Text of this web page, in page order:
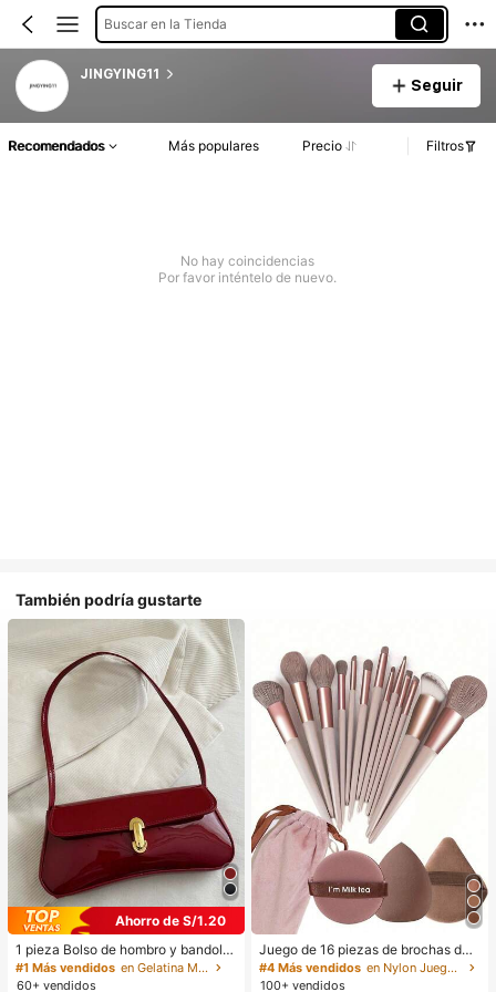
Buscar en la Tienda
JINGYING11
Seguir
Recomendados Más populares Precio Filtros
No hay coincidencias
Por favor inténtelo de nuevo.
También podría gustarte
Ahorro de S/1.20
1 pieza Bolso de hombro y bandoler
a de cuero sintético aceitado retro
para mujer, adecuado para citas, sa
#1 Más vendidos
en Gelatina Monedero
60+ vendidos
Juego de 16 piezas de brochas de
maquillaje que incluye 13 brochas
de maquillaje, 1 esponja de maquill
#4 Más vendidos
en Nylon Juegos De Pinceles
100+ vendidos